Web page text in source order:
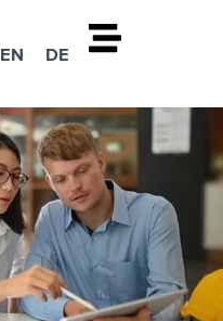
EN DE